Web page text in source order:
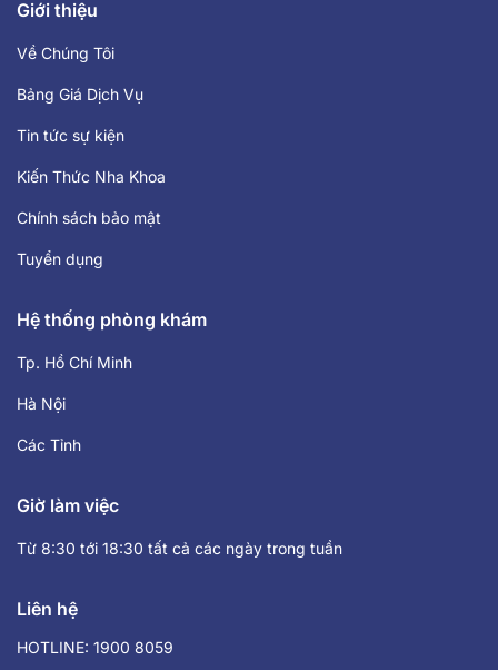
Giới thiệu
Về Chúng Tôi
Bảng Giá Dịch Vụ
Tin tức sự kiện
Kiến Thức Nha Khoa
Chính sách bảo mật
Tuyển dụng
Hệ thống phòng khám
Tp. Hồ Chí Minh
Hà Nội
Các Tỉnh
Giờ làm việc
Từ 8:30 tới 18:30 tất cả các ngày trong tuần
Liên hệ
HOTLINE: 1900 8059